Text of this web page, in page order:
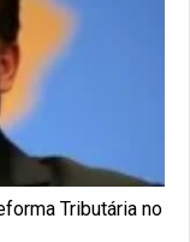
Tributária no